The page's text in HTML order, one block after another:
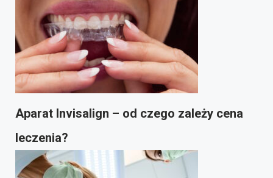
Aparat Invisalign – od czego zależy cena
leczenia?